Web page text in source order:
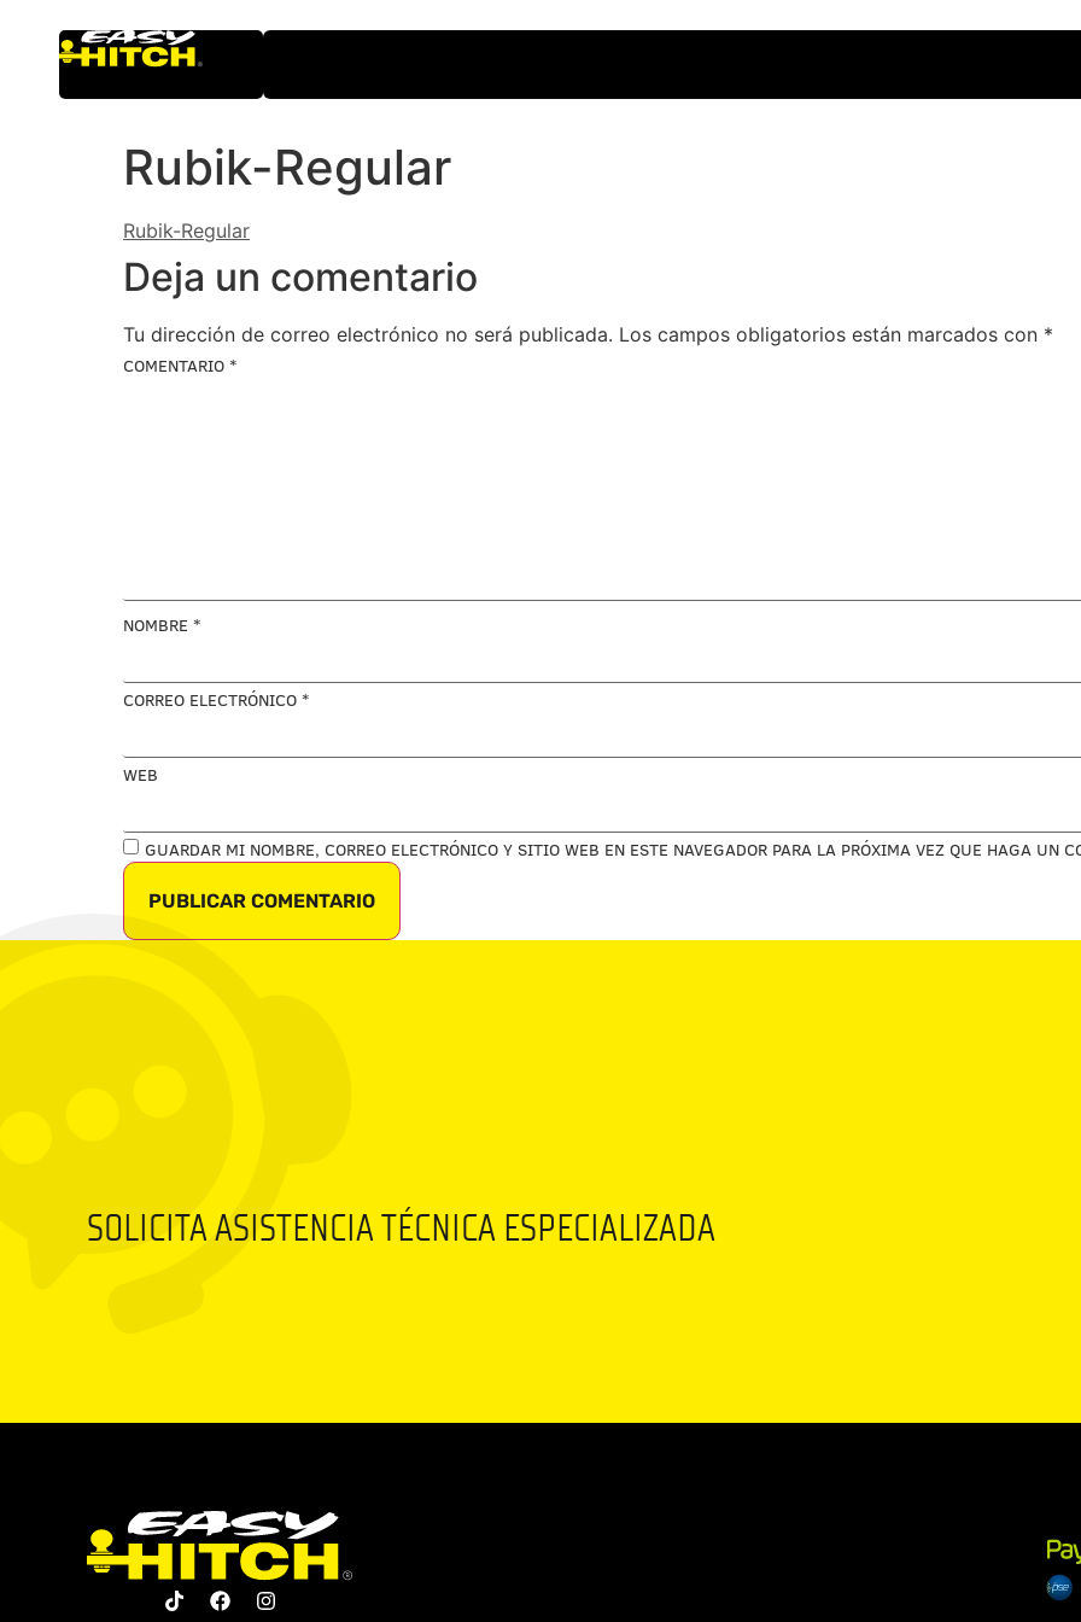
Rubik-Regular
Rubik-Regular
Deja un comentario
Tu dirección de correo electrónico no será publicada. Los campos obligatorios están marcados con *
COMENTARIO *
NOMBRE *
CORREO ELECTRÓNICO *
WEB
GUARDAR MI NOMBRE, CORREO ELECTRÓNICO Y SITIO WEB EN ESTE NAVEGADOR PARA LA PRÓXIMA VEZ QUE HAGA UN
SOLICITA ASISTENCIA TÉCNICA ESPECIALIZADA